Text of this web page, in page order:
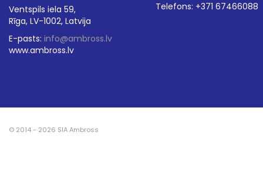
Ventspils iela 59,
Rīga, LV-1002, Latvija
E-pasts: info@ambross.lv
www.ambross.lv
Telefons: +371 67466088
© 2014 - 2026 SIA Ambross